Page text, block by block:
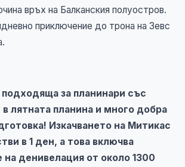
връх на Балканския полуостров.
приключение до трона на Зевс
за планинари със
лятната планина и много добра
Изкачването на Митикас
в 1 ден, а това включва
на денивелация от около 1300